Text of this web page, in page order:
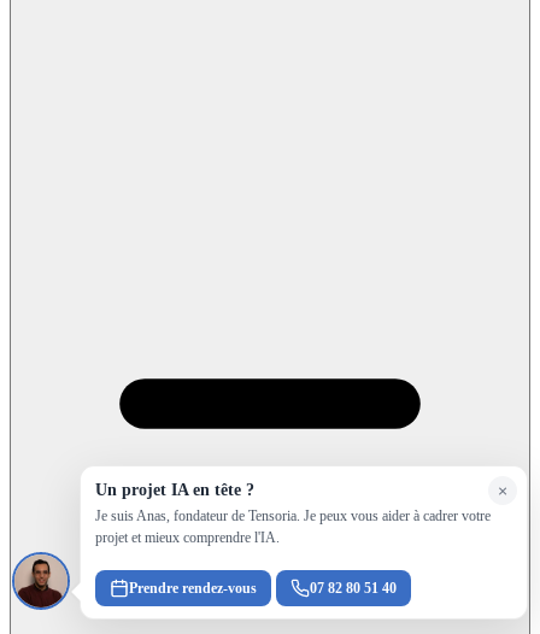
×
Un projet IA en tête ?
Je suis Anas, fondateur de Tensoria. Je peux vous aider à cadrer votre
projet et mieux comprendre l'IA.
Prendre rendez-vous 07 82 80 51 40